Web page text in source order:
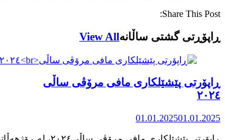
Share This Post:
ڕاپۆڕتی گشتی ساڵانهView All
ڕاپۆرتی پێشێلکاری مافی مرۆڤی ساڵی
٢٠٢٤
01.01.202501.01.2025